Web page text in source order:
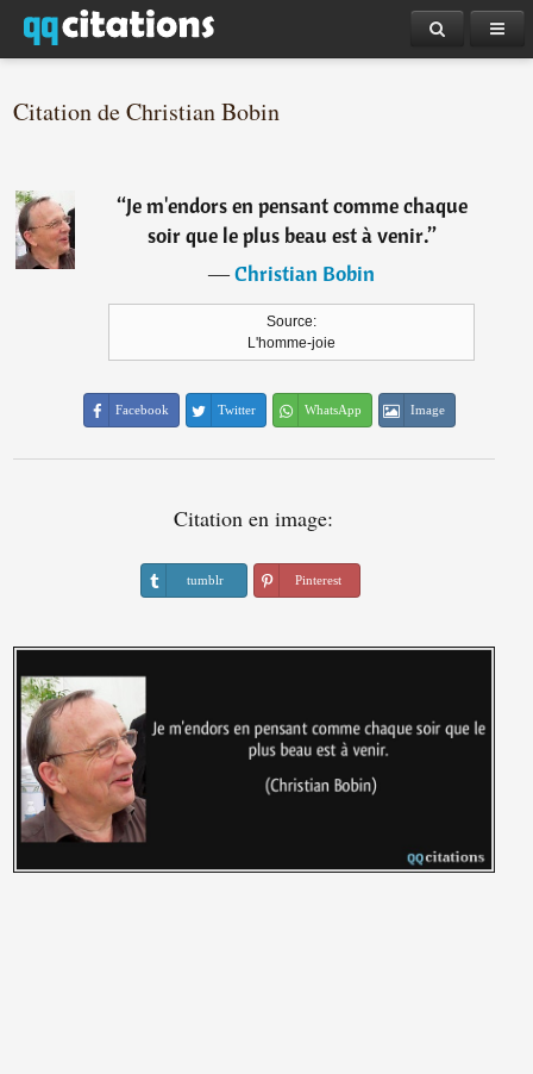
Citation de Christian Bobin
“Je m'endors en pensant comme chaque
soir que le plus beau est à venir.”
―Christian Bobin
Source:
L'homme-joie
Facebook Twitter WhatsApp Image
Citation en image:
tumblr Pinterest